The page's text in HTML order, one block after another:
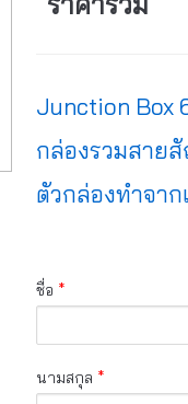
Junction Box
กล่องรวมสาย
ตัวกล่องทำจา
ชื่อ *
นามสกุล *